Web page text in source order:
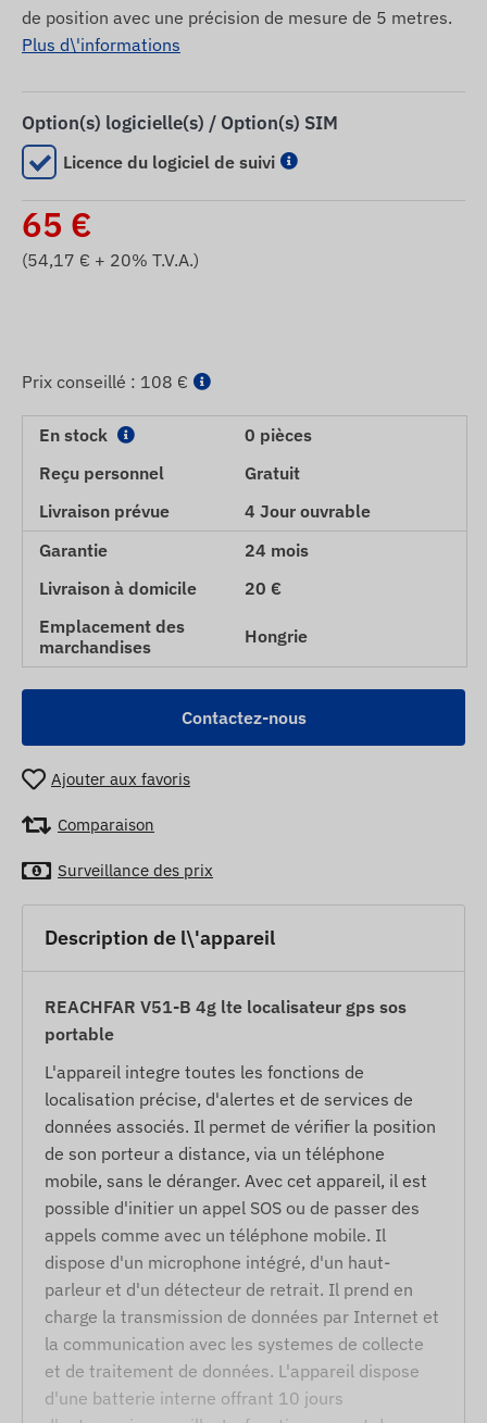
de position avec une précision de mesure de 5 metres.
Plus d\'informations
Option(s) logicielle(s) / Option(s) SIM
Licence du logiciel de suivi
65 €
(54,17 € + 20% T.V.A.)
Prix ​​conseillé : 108 €
En stock
0 pièces
Reçu personnel
Gratuit
Livraison prévue
4 Jour ouvrable
Garantie
24 mois
Livraison à domicile
20 €
Emplacement des
marchandises
Hongrie
Contactez-nous
Ajouter aux favoris
Comparaison
Surveillance des prix
Description de l\'appareil
REACHFAR V51-B 4g lte localisateur gps sos
portable
L'appareil integre toutes les fonctions de
localisation précise, d'alertes et de services de
données associés. Il permet de vérifier la position
de son porteur a distance, via un téléphone
mobile, sans le déranger. Avec cet appareil, il est
possible d'initier un appel SOS ou de passer des
appels comme avec un téléphone mobile. Il
dispose d'un microphone intégré, d'un haut-
parleur et d'un détecteur de retrait. Il prend en
charge la transmission de données par Internet et
la communication avec les systemes de collecte
et de traitement de données. L'appareil dispose
d'une batterie interne offrant 10 jours